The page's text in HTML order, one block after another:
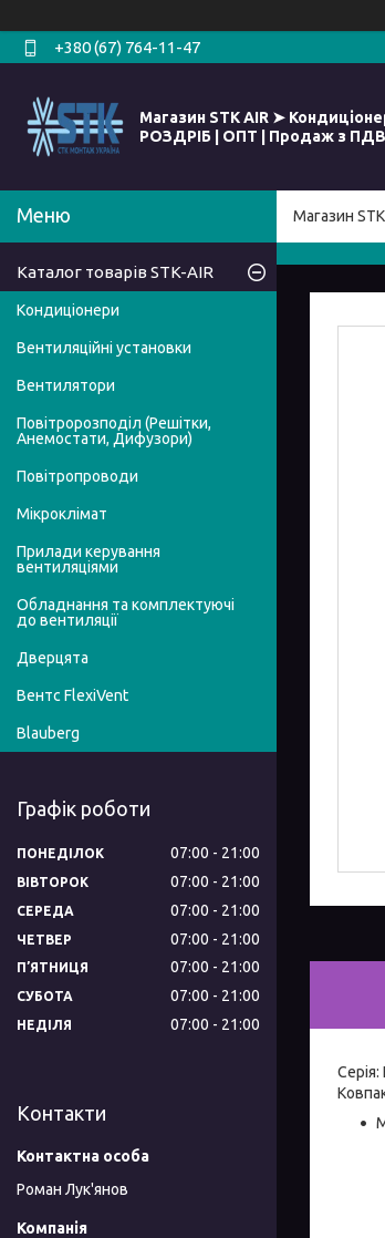
+380 (67) 764-11-47
Магазин STK AIR ➤
РОЗДРІБ | ОПТ | Продаж з ПДВ
Магазин STK
Серія:
Каталог товарів STK-AIR
Кондиціонери
Вентиляційні установки
Вентилятори
Повітророзподіл (Решітки,
Анемостати, Дифузори)
Повітропроводи
Мікроклімат
Прилади керування
вентиляціями
Обладнання та комплектуючі
до вентиляції
Дверцята
Вентс FlexiVent
Blauberg
Графік роботи
ПОНЕДІЛОК 07:00 21:00
ВІВТОРОК 07:00 21:00
СЕРЕДА 07:00 21:00
ЧЕТВЕР 07:00 21:00
ПʼЯТНИЦЯ 07:00 21:00
СУБОТА 07:00 21:00
НЕДІЛЯ 07:00 21:00
Контакти
Роман Лук'янов